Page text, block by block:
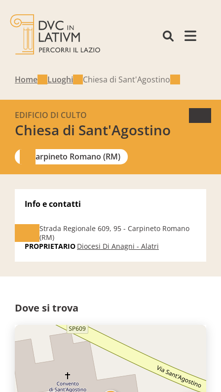
Home Luoghi Chiesa di Sant'Agostino
Chiesa di Sant'Agostino
EDIFICIO DI CULTO
Carpineto Romano (RM)
Info e contatti
Strada Regionale 609, 95 - Carpineto Romano
(RM)
PROPRIETARIO Diocesi Di Anagni - Alatri
Dove si trova